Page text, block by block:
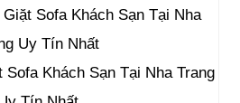
Sofa Khách Sạn Tại Nha Trang